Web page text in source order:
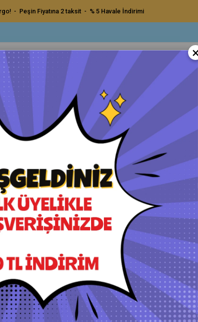
- Peşin Fiyatına 2 taksit - % 5 Havale İndirimi
Ürünleri Uygulama Pedleri ve Bezler Aksesuarlar ve Makineler
Valet Pro Kimyasala Dayanıklı Dış Detay
Orijinal Ürün - Yetkili Satıcı - Hızlı Kargo
₺600,00
Havale ile Ödeme
₺570,00
Daha Fazla Detay Fırçaları